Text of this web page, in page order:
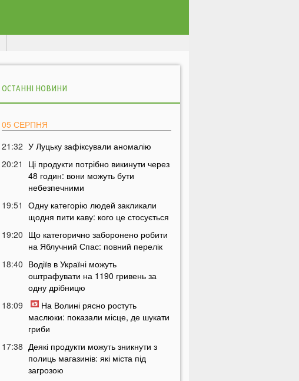
ОСТАННІ НОВИНИ
05 СЕРПНЯ
21:32 У Луцьку зафіксували аномалію
20:21
Ці продукти потрібно викинути через
48 годин: вони можуть бути
небезпечними
19:51
Одну категорію людей закликали
щодня пити каву: кого це стосується
19:20 Що категорично заборонено робити
на Яблучний Спас: повний перелік
18:40 Водіїв в Україні можуть
оштрафувати на 1190 гривень за
одну дрібницю
18:09
На Волині рясно ростуть
маслюки: показали місце, де шукати
гриби
17:38 Деякі продукти можуть зникнути з
полиць магазинів: які міста під
загрозою